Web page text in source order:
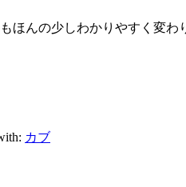
ほんの少しわかりやすく変
カブ